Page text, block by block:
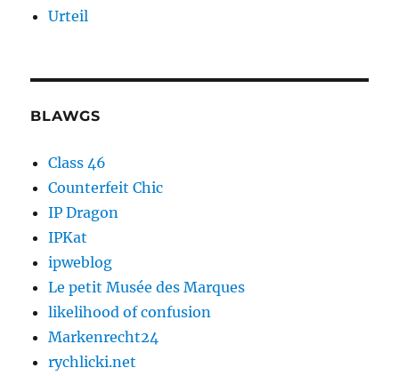
Urteil
BLAWGS
Class 46
Counterfeit Chic
IP Dragon
IPKat
ipweblog
Le petit Musée des Marques
likelihood of confusion
Markenrecht24
rychlicki.net